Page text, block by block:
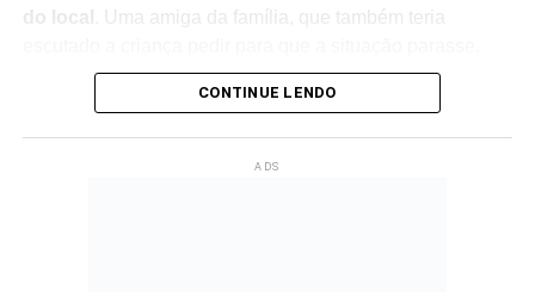
. Uma amiga da família, que também teria
acompanhou a mulher até o cômodo para verificar o que
CONTINUE LENDO
ADS